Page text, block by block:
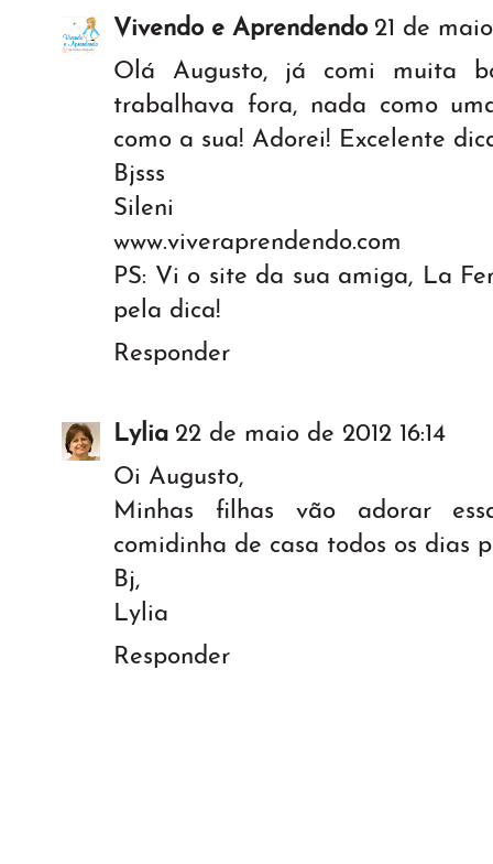
Vivendo e Aprendendo 21 de
Olá Augusto, já comi muita
trabalhava fora, nada como
como a sua! Adorei! Excelente
Bjsss
Sileni
www.viveraprendendo.com
PS: Vi o site da sua amiga, La
pela dica!
Responder
Lylia 22 de maio de 2012 16:14
Oi Augusto,
Minhas filhas vão adorar
comidinha de casa todos os dias
Bj,
Lylia
Responder